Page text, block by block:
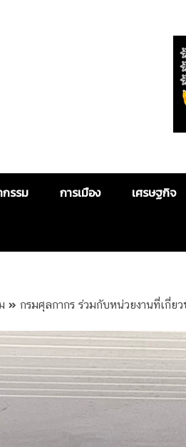
รรม การเมือง เศรษฐกิจ
กรมศุลกากร ร่วมกับหน่วยงานที่เกี่ย